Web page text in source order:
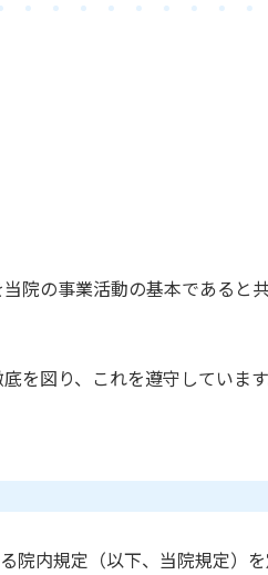
院の事業活動の基本であると
を図り、これを遵守しています
内規定（以下、当院規定）を